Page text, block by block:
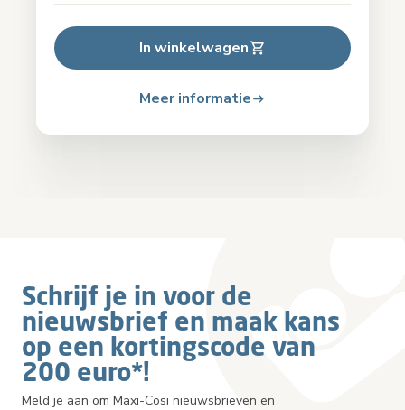
In winkelwagen
Meer informatie
Schrijf je in voor de
nieuwsbrief en maak kans
op een kortingscode van
200 euro*!
Meld je aan om Maxi-Cosi nieuwsbrieven en